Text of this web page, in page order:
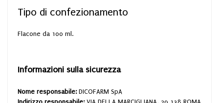
Tipo di confezionamento
Flacone da 100 ml.
Informazioni sulla sicurezza
Nome responsabile: DICOFARM SpA